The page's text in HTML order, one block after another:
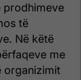
prodhimeve
të
Në këtë
me
organizimit